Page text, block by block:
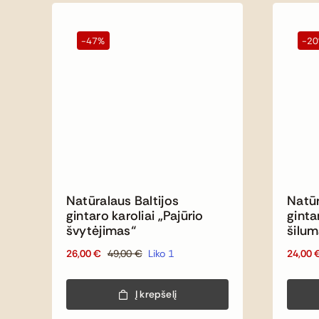
-47%
Natūralaus Baltijos
gintaro karoliai „Pajūrio
švytėjimas“
49,00€
Original
price
was:
49,00 €.
26,00€
Current
price
is:
26,00 €.
Liko 1
Į krepšelį
-
24,00